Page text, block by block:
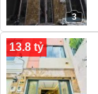
3
13.8 tỷ